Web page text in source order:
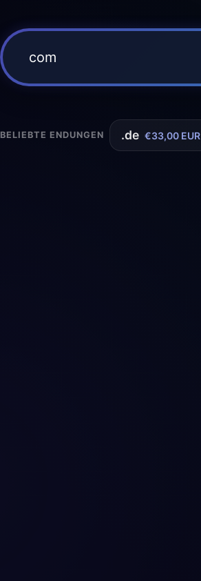
BELIEBTE ENDUNGEN .de €33,00 EUR